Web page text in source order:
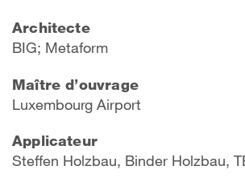
Architecte
BIG; Metaform
Maître d’ouvrage
Luxembourg Airport
Applicateur
Steffen Holzbau, Binder Holzbau,